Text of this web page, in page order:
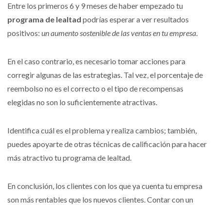
Entre los primeros 6 y 9 meses de haber empezado tu
programa de lealtad podrías esperar a ver resultados
positivos: un aumento sostenible de las ventas en tu empresa
En el caso contrario, es necesario tomar acciones para
corregir algunas de las estrategias. Tal vez, el porcentaje de
reembolso no es el correcto o el tipo de recompensas
elegidas no son lo suficientemente atractivas.
Identifica cuál es el problema y realiza cambios; también,
puedes apoyarte de otras técnicas de calificación para hacer
más atractivo tu programa de lealtad.
En conclusión, los clientes con los que ya cuenta tu empresa
son más rentables que los nuevos clientes. Contar con un